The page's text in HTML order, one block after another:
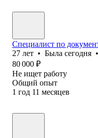
Специалист по
27 лет • Была сегодня •
80 000 ₽
Не ищет работу
Общий опыт
1 год 11 месяцев